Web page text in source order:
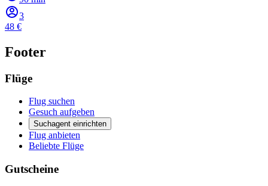
3
48 €
Footer
Flüge
Flug suchen
Gesuch aufgeben
Suchagent einrichten
Flug anbieten
Beliebte Flüge
Gutscheine